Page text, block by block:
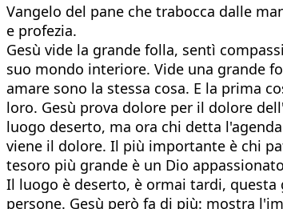
Vangelo del pane che trabocca dalle
e profezia.
Gesù vide la grande folla, sentì
suo mondo interiore. Vide una grande
amare sono la stessa cosa. E la prima
loro. Gesù prova dolore per il dolore
luogo deserto, ma ora chi detta
viene il dolore. Il più importante è chi
tesoro più grande è un Dio
Il luogo è deserto, è ormai tardi,
persone. Gesù però fa di più: mostra